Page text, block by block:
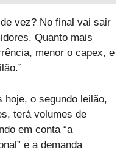
vez? No final vai sair
Quanto mais
menor o capex, e
hoje, o segundo leilão,
terá volumes de
em conta “a
e a demanda